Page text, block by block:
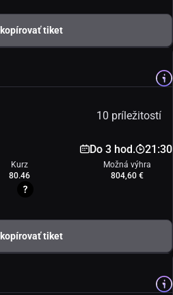
tiket
10 príležitostí
Do 3 hod. 21:30
Kurz
80.46
Možná výhra
804,60 €
tiket